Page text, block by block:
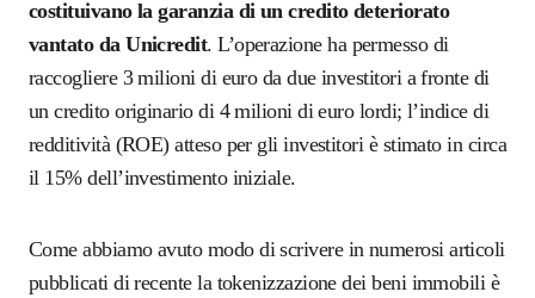
costituivano la garanzia di un credito deteriorato
vantato da Unicredit.L’operazioneha permesso di
raccogliere3 milioni di euro da due investitori a fronte di
uncredito originario di 4 milioni di euro lordi;l’indice di
redditività (ROE)atteso per gli investitori è stimato in circa
il 15% dell’investimento iniziale.
Come abbiamo avuto modo di scrivere in numerosi articoli
pubblicati di recente la tokenizzazione dei beni immobili è